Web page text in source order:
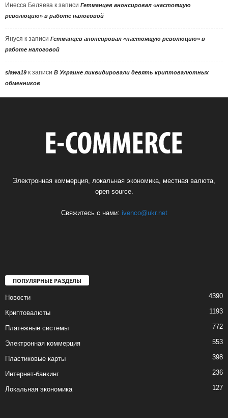
Инесса Беляева к записи Гетманцев анонсировал «настоящую
революцию» в работе налоговой
Януся к записи Гетманцев анонсировал «настоящую революцию» в
работе налоговой
slawa19 к записи В Украине ликвидировали девять криптовалютных
обменников
Электронная коммерция, локальная экономика, местная валюта,
open source.
Свяжитесь с нами: ivenco@ukr.net
ПОПУЛЯРНЫЕ РАЗДЕЛЫ
Новости 4390
Криптовалюты 1193
Платежные системы 772
Электронная коммерция 553
Пластиковые карты 398
Интернет-банкинг 236
Локальная экономика 127